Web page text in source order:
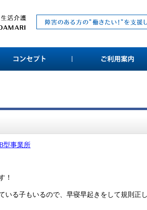
型事業所
！
いる子もいるので、早寝早起きをして規則正